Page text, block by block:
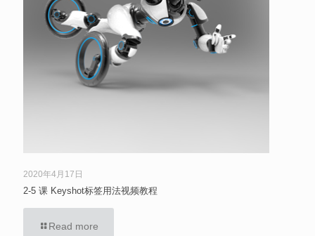
2020年4月17日
2-5 课 Keyshot标签用法视频教程
Read more